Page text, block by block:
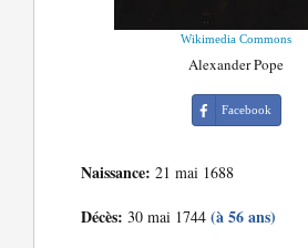
Wikimedia Commons
Alexander Pope
Facebook
Naissance: 21 mai 1688
Décès: 30 mai 1744(à 56 ans)